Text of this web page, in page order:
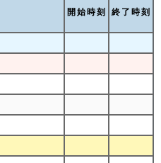
開始時刻 終了時刻